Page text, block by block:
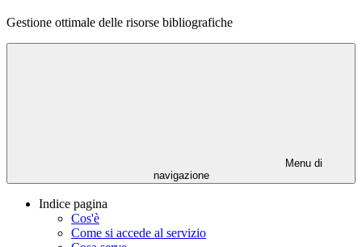
Gestione ottimale delle risorse bibliografiche
Menu di
navigazione
Indice pagina
Cos'è
Come si accede al servizio